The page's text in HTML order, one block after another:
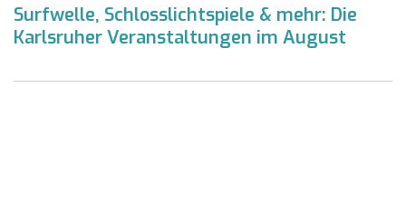
Surfwelle, Schlosslichtspiele & mehr: Die
Karlsruher Veranstaltungen im August